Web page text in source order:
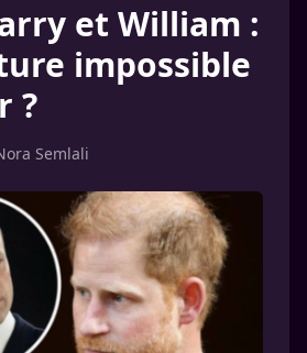
et William :
impossible
?
Semlali